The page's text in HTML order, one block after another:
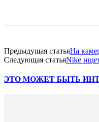
Предыдущая статьяНа
Следующая статьяNike
ЭТО МОЖЕТ БЫТЬ